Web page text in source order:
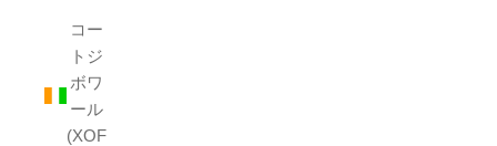
コー
トジ
ボワ
ール
(XOF